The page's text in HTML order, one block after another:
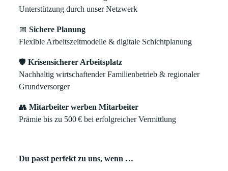
Unterstützung durch unser Netzwerk
📅 Sichere Planung
Flexible Arbeitszeitmodelle & digitale Schichtplanung
🛡️ Krisensicherer Arbeitsplatz
Nachhaltig wirtschaftender Familienbetrieb & regionaler
Grundversorger
👥 Mitarbeiter werben Mitarbeiter
Prämie bis zu 500€ bei erfolgreicher Vermittlung
Du passt perfekt zu uns, wenn …